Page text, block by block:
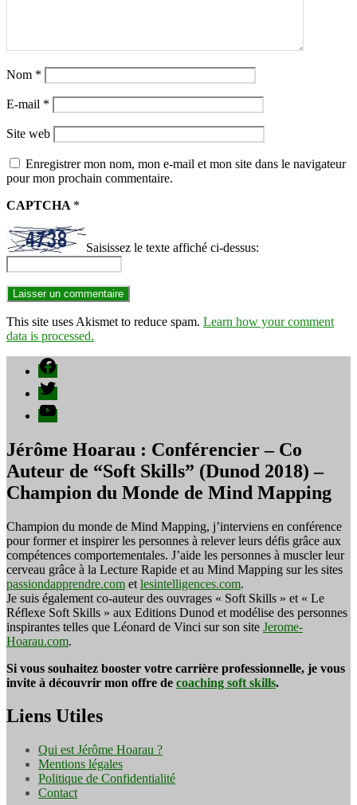
Nom *
E-mail *
Site web
Enregistrer mon nom, mon e-mail et mon site dans le navigateur
pour mon prochain commentaire.
CAPTCHA *
Saisissez le texte affiché ci-dessus:
This site uses Akismet to reduce spam. Learn how your comment
data is processed.
Facebook
Twitter
YouTube
Jérôme Hoarau : Conférencier – Co
Auteur de “Soft Skills” (Dunod 2018) –
Champion du Monde de Mind Mapping
Champion du monde de Mind Mapping, j’interviens en conférence
pour former et inspirer les personnes à relever leurs défis grâce aux
compétences comportementales. J’aide les personnes à muscler leur
cerveau grâce à la Lecture Rapide et au Mind Mapping sur les sites
passiondapprendre.com et lesintelligences.com.
Je suis également co-auteur des ouvrages « Soft Skills » et « Le
Réflexe Soft Skills » aux Editions Dunod et modélise des personnes
inspirantes telles que Léonard de Vinci sur son site Jerome-
Hoarau.com.
Si vous souhaitez booster votre carrière professionnelle, je vous
invite à découvrir mon offre de coaching soft skills.
Liens Utiles
Qui est Jérôme Hoarau ?
Mentions légales
Politique de Confidentialité
Contact